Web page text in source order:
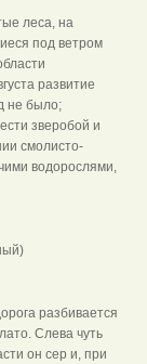
леса, на
под ветром
развитие
не было;
зверобой и
смолисто-
водорослями,
разбивается
Слева чуть
он сер и, при